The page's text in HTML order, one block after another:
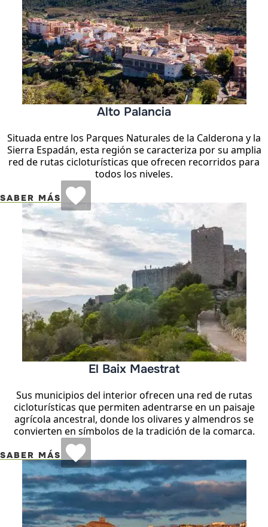
Alto Palancia
Situada entre los Parques Naturales de la Calderona y la
Sierra Espadán, esta región se caracteriza por su amplia
red de rutas cicloturísticas que ofrecen recorridos para
todos los niveles.
SABER MÁS
El Baix Maestrat
Sus municipios del interior ofrecen una red de rutas
cicloturísticas que permiten adentrarse en un paisaje
agrícola ancestral, donde los olivares y almendros se
convierten en símbolos de la tradición de la comarca.
SABER MÁS